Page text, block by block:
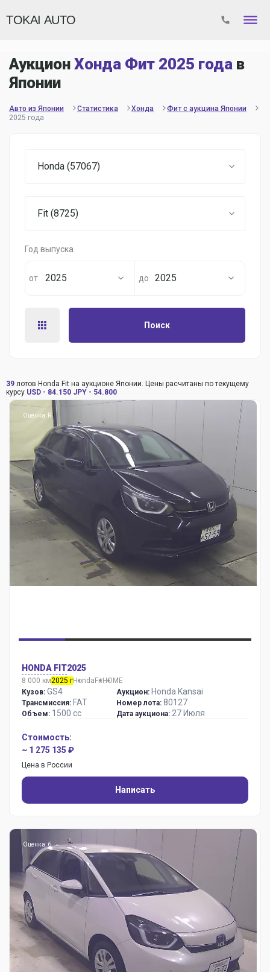
TOKAI AUTO
Аукцион Хонда Фит 2025 года в
Японии
Авто из Японии Статистика Хонда
Фит с аукцина Японии
2025 года
Honda (57067)
Fit (8725)
Год выпуска
2025 2025
Поиск
39 лотов Honda Fit на аукционе Японии. Цены расчитаны по текущему
курсу USD - 84.150 JPY - 54.800
Оценка: R
HONDA FIT2025
8 000 км2025 гHonda Fit HOME
Кузов: GS4
Трансмиссия: FAT
Объем: 1500 сс
Аукцион: Honda Kansai
Номер лота: 80127
Дата аукциона: 27 Июля
Стоимость:
~ 1 275 135 ₽
Цена в России
Написать
Оценка: 6